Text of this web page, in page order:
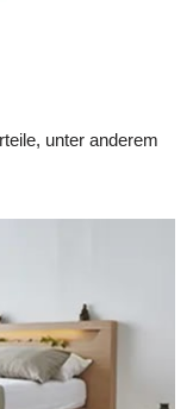
unter anderem